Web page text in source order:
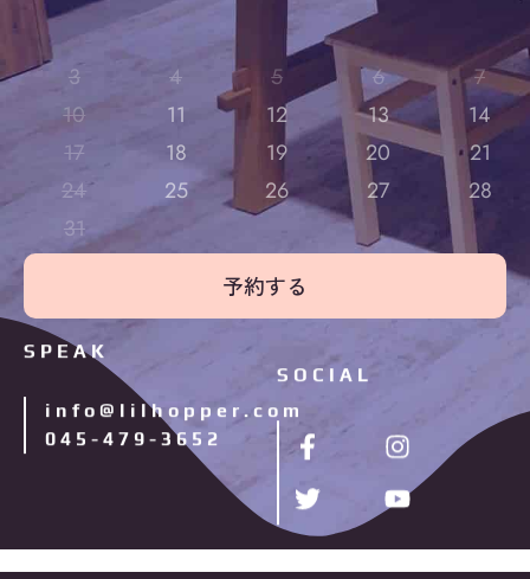
3 4 5 6
7
10
11 12 13
14
17
18 19 20
21
24
25 26 27
28
31
予約する
SPEAK
info@lilhopper.com
045-479-3652
SOCIAL